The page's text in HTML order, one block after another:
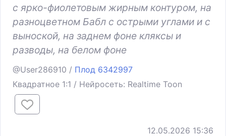
с ярко-фиолетовым жирным контуром, на
разноцветном Бабл с острыми углами и с
выноской, на заднем фоне кляксы и
разводы, на белом фоне
@User286910 / Плод 6342997
Квадратное 1:1 / Нейросеть: Realtime Toon
12.05.2026 15:36